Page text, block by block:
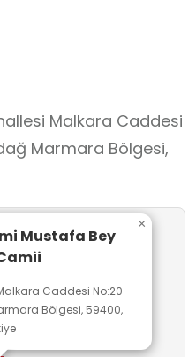
günümüze ulaşan
hem ibadet hem de
mekân niteliğindedir.
çatı yapısına
camiyi ibadet
zamanda taş
detaylarını
dönemi mimari
Malkara Caddesi
Marmara Bölgesi,
Mustafa Bey
Caddesi No:20
Bölgesi, 59400,
×